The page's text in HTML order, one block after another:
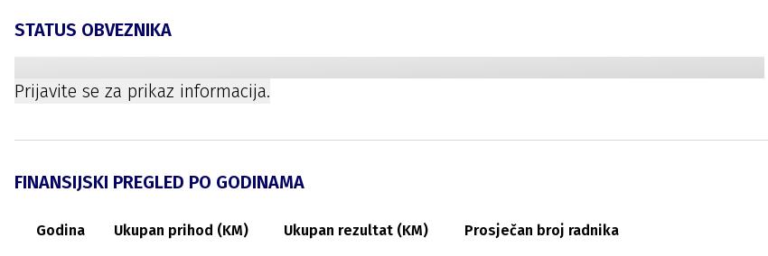
STATUS OBVEZNIKA
Prijavite se za prikaz informacija.
FINANSIJSKI PREGLED PO GODINAMA
Godina Ukupan prihod (KM) Ukupan rezultat (KM) Prosječan broj radnika